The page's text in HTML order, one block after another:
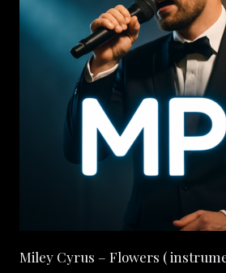
Miley Cyrus – Flowers (